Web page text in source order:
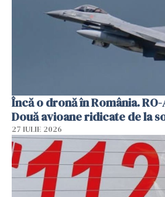
Încă o dronă în România.
Două avioane ridicate de la
27 IULIE 2026